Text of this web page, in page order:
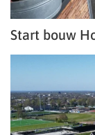
Start bouw